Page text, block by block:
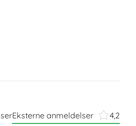
Eksterne anmeldelser 4,2